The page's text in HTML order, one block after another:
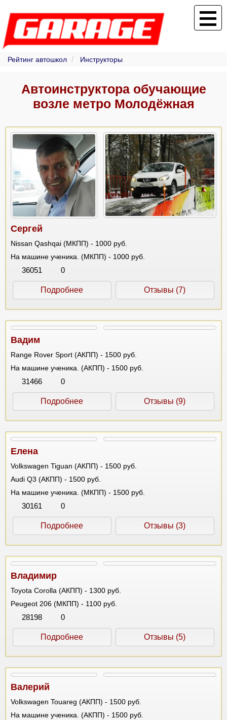
Рейтинг автошкол Инструкторы
Автоинструктора обучающие
возле метро Молодёжная
Сергей
Nissan Qashqai (МКПП) - 1000 руб.
На машине ученика. (МКПП) - 1000 руб.
36051 0
Подробнее Отзывы (7)
Вадим
Range Rover Sport (АКПП) - 1500 руб.
На машине ученика. (АКПП) - 1500 руб.
31466 0
Подробнее Отзывы (9)
Елена
Volkswagen Tiguan (АКПП) - 1500 руб.
Audi Q3 (АКПП) - 1500 руб.
На машине ученика. (МКПП) - 1500 руб.
30161 0
Подробнее Отзывы (3)
Владимир
Toyota Corolla (АКПП) - 1300 руб.
Peugeot 206 (МКПП) - 1100 руб.
28198 0
Подробнее Отзывы (5)
Валерий
Volkswagen Touareg (АКПП) - 1500 руб.
На машине ученика. (АКПП) - 1500 руб.